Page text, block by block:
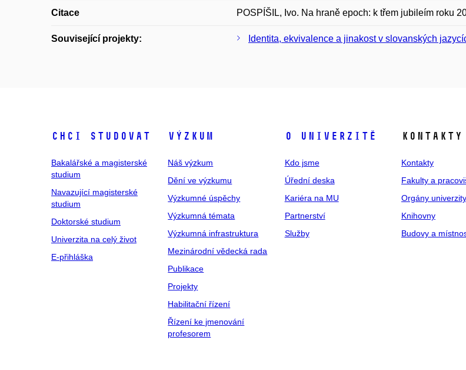
Citace POSPÍŠIL, Ivo. Na hraně epoch: k třem jubileím roku
Související projekty: Identita, ekvivalence a jinakost v slovanských
Chci studovat
Bakalářské a magisterské
studium
Navazující magisterské
studium
Doktorské studium
Univerzita na celý život
E-přihláška
Výzkum
Náš výzkum
Dění ve výzkumu
Výzkumné úspěchy
Výzkumná témata
Výzkumná infrastruktura
Mezinárodní vědecká rada
Publikace
Projekty
Habilitační řízení
Řízení ke jmenování
profesorem
O univerzitě
Kdo jsme
Úřední deska
Kariéra na MU
Partnerství
Služby
Kontakty
Kontakty
Fakulty a
Orgány univerzity
Knihovny
Budovy a